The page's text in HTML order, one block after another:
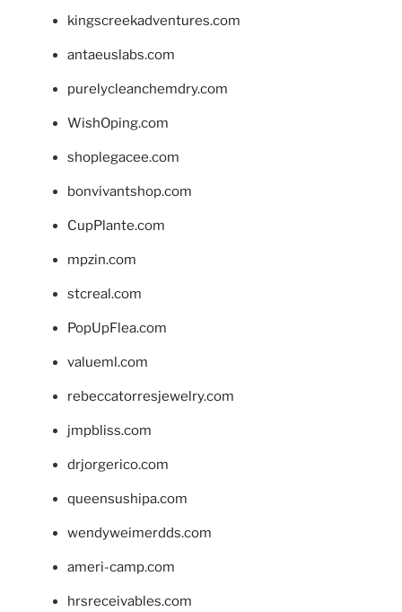
kingscreekadventures.com
antaeuslabs.com
purelycleanchemdry.com
WishOping.com
shoplegacee.com
bonvivantshop.com
CupPlante.com
mpzin.com
stcreal.com
PopUpFlea.com
valueml.com
rebeccatorresjewelry.com
jmpbliss.com
drjorgerico.com
queensushipa.com
wendyweimerdds.com
ameri-camp.com
hrsreceivables.com